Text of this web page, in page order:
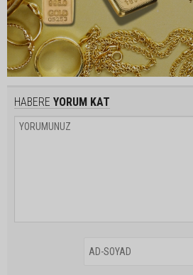
HABERE YORUM KAT